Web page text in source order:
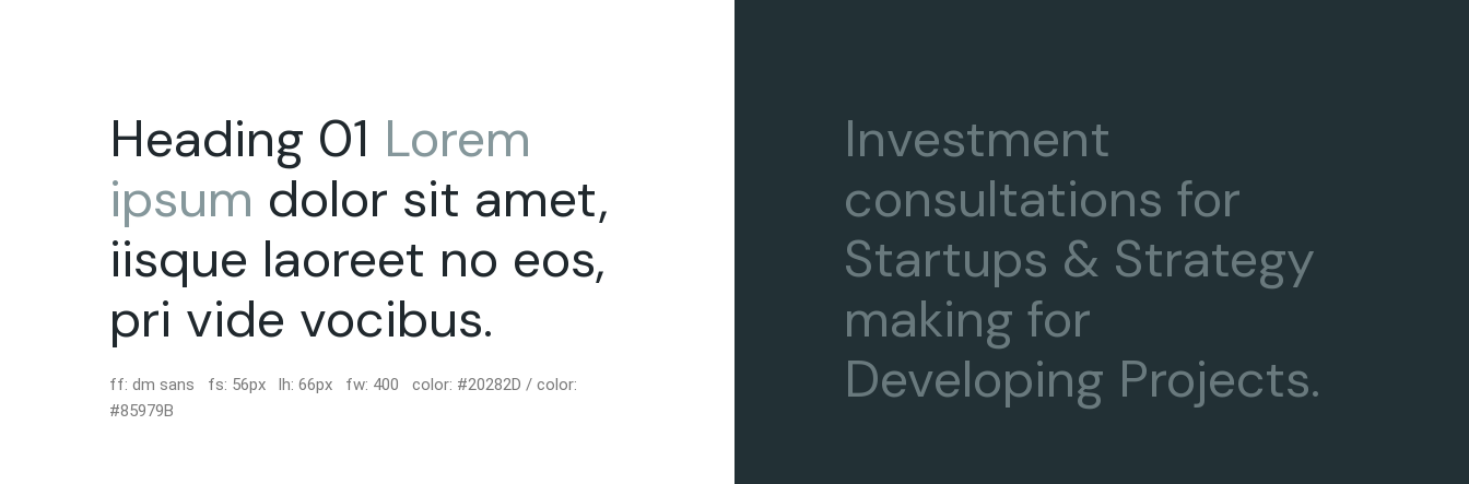
Heading 01 Lorem
ipsum dolor sit amet,
iisque laoreet no eos,
pri vide vocibus.
ff: dm sans fs: 56px lh: 66px fw: 400 color: #20282D / color:
#85979B
Investment
consultations for
Startups & Strategy
making for
Developing Projects.